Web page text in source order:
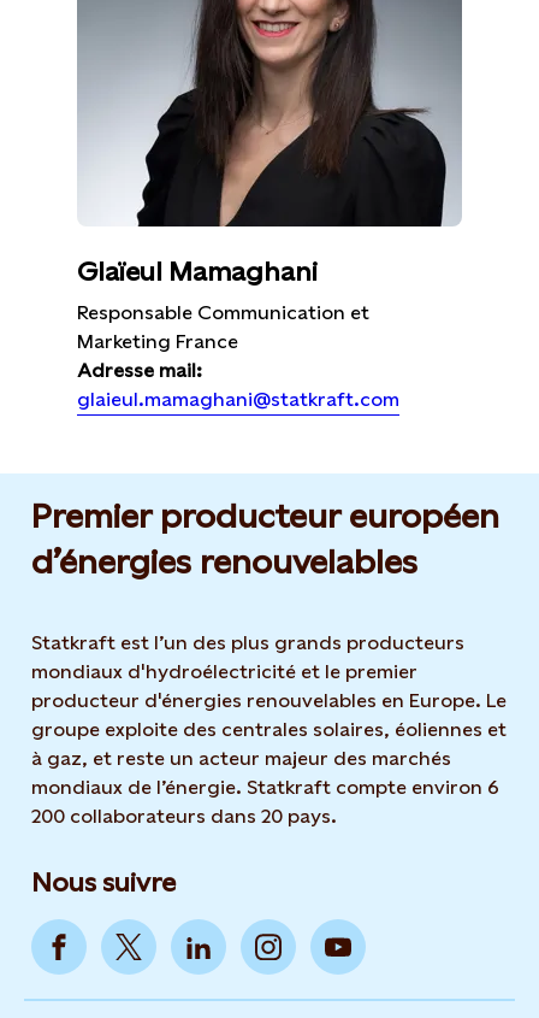
Glaïeul Mamaghani
Responsable Communication et
Marketing France
Adresse mail:
glaieul.mamaghani@statkraft.com
Premier producteur européen
d’énergies renouvelables
Statkraft est l’un des plus grands producteurs
mondiaux d'hydroélectricité et le premier
producteur d'énergies renouvelables en Europe. Le
groupe exploite des centrales solaires, éoliennes et
à gaz, et reste un acteur majeur des marchés
mondiaux de l’énergie. Statkraft compte environ 6
200 collaborateurs dans 20 pays.
Nous suivre